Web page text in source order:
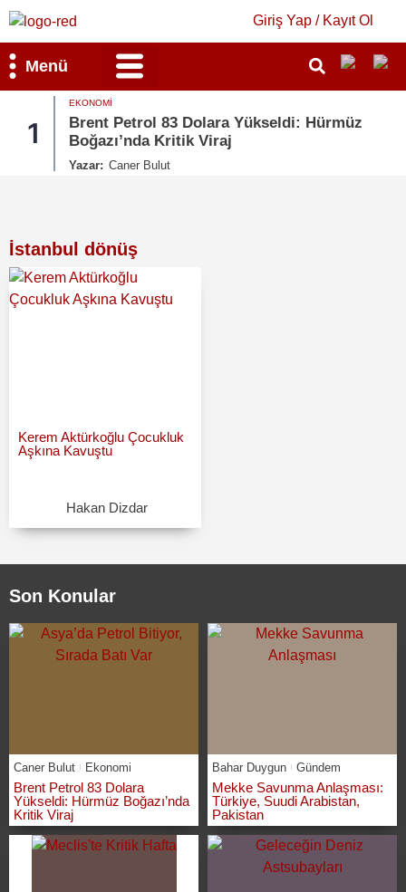
Giriş Yap / Kayıt Ol
Menü
EKONOMI
Brent Petrol 83 Dolara Yükseldi: Hürmüz
Boğazı’nda Kritik Viraj
Yazar: Caner Bulut
İstanbul dönüş
Kerem Aktürkoğlu Çocukluk
Aşkına Kavuştu
Hakan Dizdar
Son Konular
Caner Bulut Ekonomi
Brent Petrol 83 Dolara
Yükseldi: Hürmüz Boğazı’nda
Kritik Viraj
Bahar Duygun Gündem
Mekke Savunma Anlaşması:
Türkiye, Suudi Arabistan,
Pakistan